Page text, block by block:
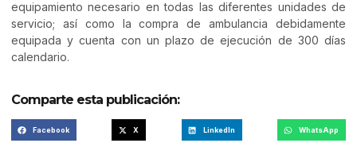
equipamiento necesario en todas las diferentes unidades de
servicio; así como la compra de ambulancia debidamente
equipada y cuenta con un plazo de ejecución de 300 días
calendario.
Comparte esta publicación:
Facebook X LinkedIn WhatsApp